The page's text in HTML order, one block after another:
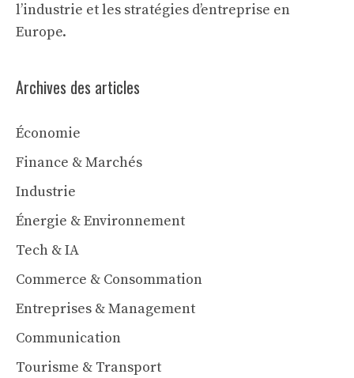
l’industrie et les stratégies d’entreprise en
Europe.
Archives des articles
Économie
Finance & Marchés
Industrie
Énergie & Environnement
Tech & IA
Commerce & Consommation
Entreprises & Management
Communication
Tourisme & Transport